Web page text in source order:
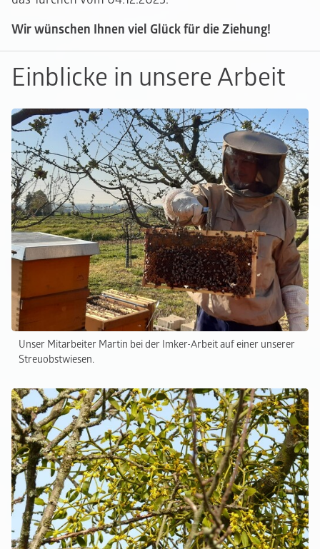
Wir wünschen Ihnen viel Glück für die Ziehung!
Einblicke in unsere Arbeit
Unser Mitarbeiter Martin bei der Imker-Arbeit auf einer unserer
Streuobstwiesen.